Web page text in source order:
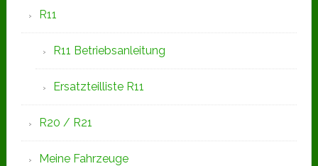
R11
R11 Betriebsanleitung
Ersatzteilliste R11
R20 / R21
Meine Fahrzeuge